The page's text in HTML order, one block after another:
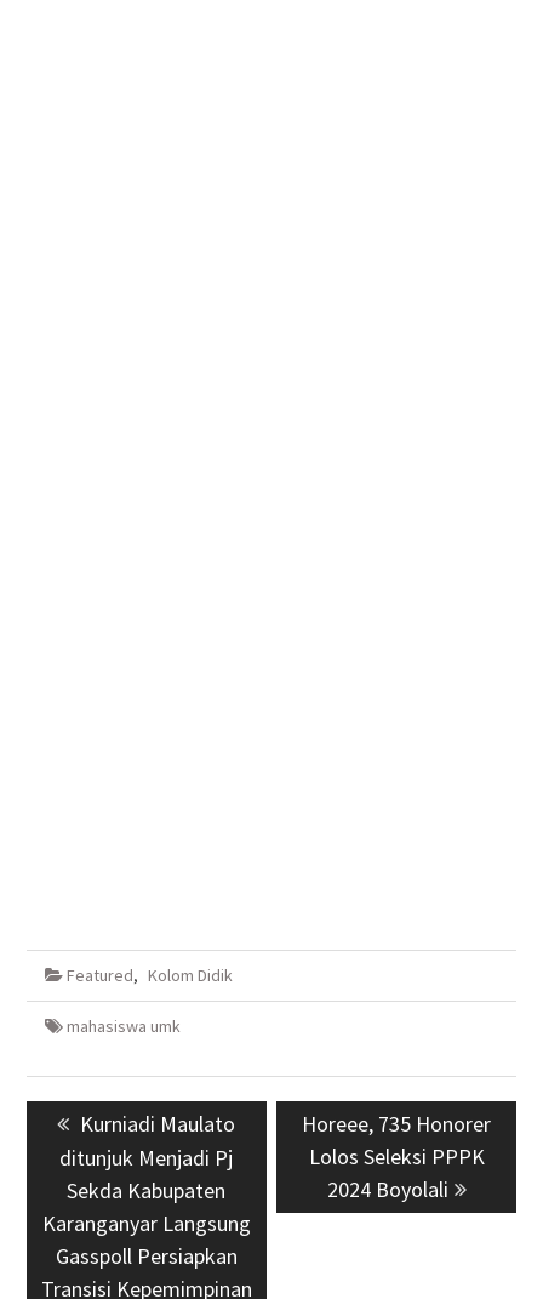
Featured, Kolom Didik
mahasiswa umk
Navigasi
pos
Previous
post:
Kurniadi Maulato
ditunjuk Menjadi Pj
Sekda Kabupaten
Karanganyar Langsung
Gasspoll Persiapkan
Transisi Kepemimpinan
Next
post:
Horeee, 735 Honorer
Lolos Seleksi PPPK
2024 Boyolali